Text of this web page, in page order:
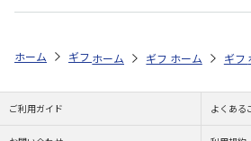
ホーム ギフト通販 内祝い・お返し
ホーム ギフト通販 内祝
ホーム ギフ
ご利用ガイド よくある